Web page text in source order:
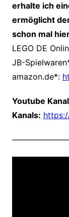
erhalte ich
ermöglicht
schon mal
LEGO DE
JB-
amazon.de*:
Youtube
Kanals: